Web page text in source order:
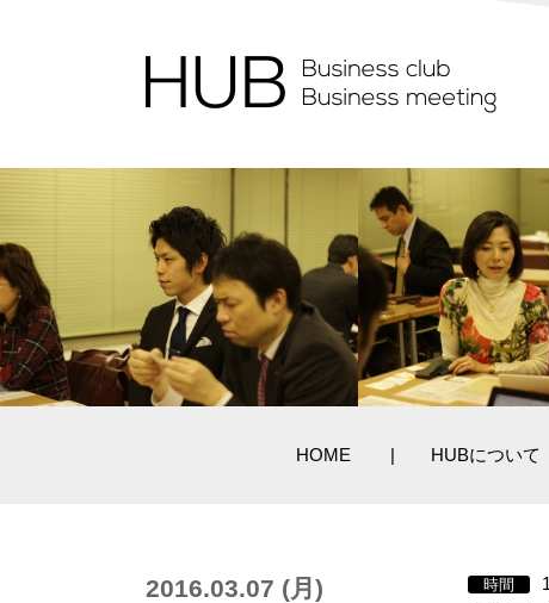
HOME HUBについて
2016.03.07 (月)